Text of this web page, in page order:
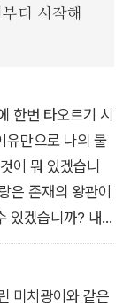
그를 살해하고 교
을 모티브로
사상을 신봉하는
으로 집필될 예정
했다고 밝혔듯
이 소설은, 이후
철학적, 종교적,
하게 되었다.
터 시작해
한번 타오르기 시
유만으로 나의 불
이 뭐 있겠습니
은 존재의 왕관이
있겠습니까? 내
면, 하느님께서 나
버리는 일이 과연
지 않을 것입니
미치광이와 같은